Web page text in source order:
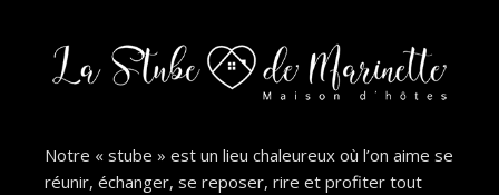
Notre « stube » est un lieu chaleureux où l’on aime se
réunir, échanger, se reposer, rire et profiter tout